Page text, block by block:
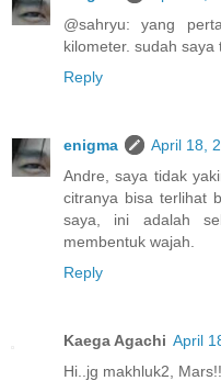
@sahryu: yang
kilometer. sudah saya
Reply
enigma
April 18,
Andre, saya tidak
citranya bisa terlihat
saya, ini adalah
membentuk wajah.
Reply
Kaega Agachi April
Hi..jg makhluk2,